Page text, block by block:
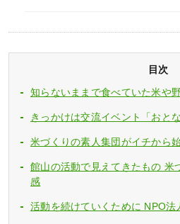
目次
知らないままで食べていた米や
きっかけは交流イベント「おと
米づくりの素人集団がイチから
館山の活動で見えてきたもの 米
感
活動を続けていくために NPO法